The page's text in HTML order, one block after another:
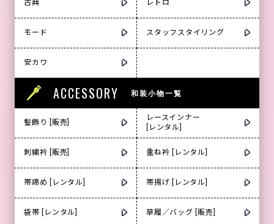
古典 レトロ
モード スタッフスタイリング
安カワ
ACCESSORY 和装小物一覧
髪飾り [販売]
レースインナー
[レンタル]
刺繍衿 [販売] 重ね衿 [レンタル]
帯締め [レンタル] 帯揚げ [レンタル]
袋帯 [レンタル] 草履／バッグ [販売]